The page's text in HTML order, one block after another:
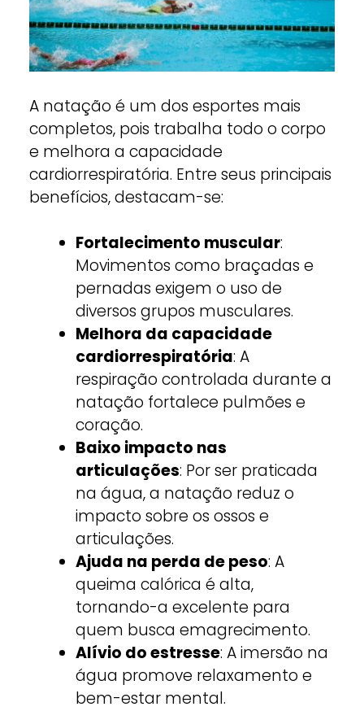
A natação é um dos esportes mais
completos, pois trabalha todo o corpo
e melhora a capacidade
cardiorrespiratória. Entre seus principais
benefícios, destacam-se:
Fortalecimento muscular:
Movimentos como braçadas e
pernadas exigem o uso de
diversos grupos musculares.
Melhora da capacidade
cardiorrespiratória: A
respiração controlada durante a
natação fortalece pulmões e
coração.
Baixo impacto nas
articulações: Por ser praticada
na água, a natação reduz o
impacto sobre os ossos e
articulações.
Ajuda na perda de peso: A
queima calórica é alta,
tornando-a excelente para
quem busca emagrecimento.
Alívio do estresse: A imersão na
água promove relaxamento e
bem-estar mental.